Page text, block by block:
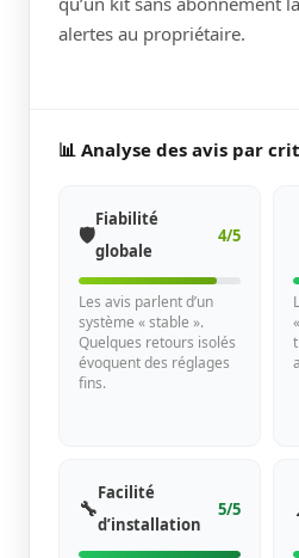
alertes au propriétaire.
📊 Analyse des avis par
🛡️
Fiabilité
globale
4/5
Les avis parlent d’un
système « stable ».
Quelques retours isolés
évoquent des réglages
fins.
🔧
Facilité
d’installation
5/5